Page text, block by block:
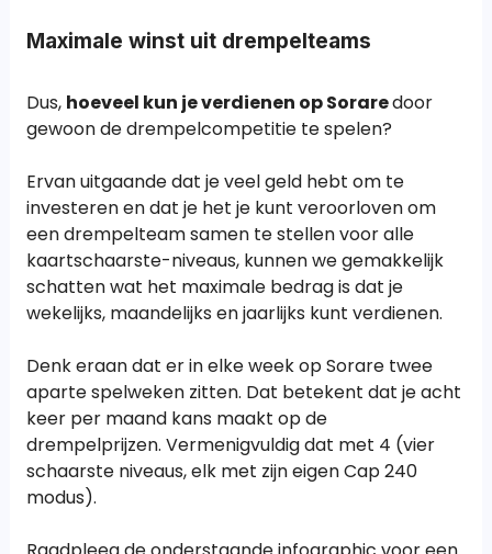
Maximale winst uit drempelteams
Dus, hoeveel kun je verdienen op Soraredoor
gewoon de drempelcompetitie te spelen?
Ervan uitgaande dat je veel geld hebt om te
investeren en dat je het je kunt veroorloven om
een drempelteam samen te stellen voor alle
kaartschaarste-niveaus, kunnen we gemakkelijk
schatten wat het maximale bedrag is dat je
wekelijks, maandelijks en jaarlijks kunt verdienen.
Denk eraan dat er in elke week op Sorare twee
aparte spelweken zitten. Dat betekent dat je acht
keer per maand kans maakt op de
drempelprijzen. Vermenigvuldig dat met 4 (vier
schaarste niveaus, elk met zijn eigen Cap 240
modus).